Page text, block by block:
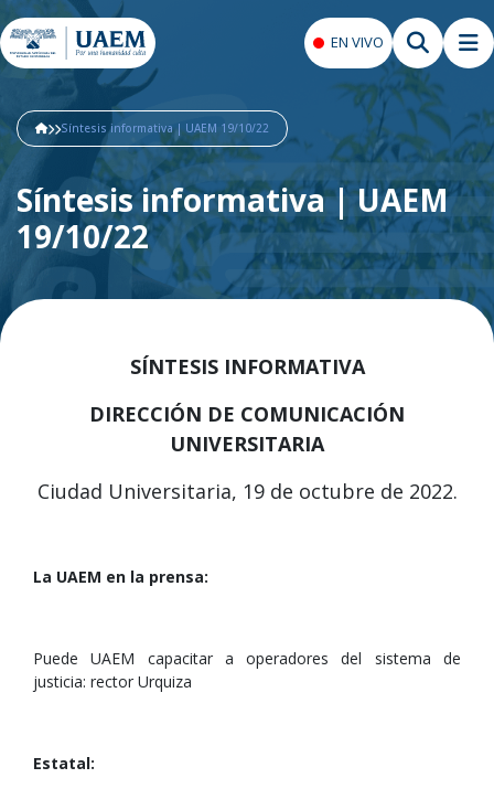
EN VIVO
Síntesis informativa | UAEM 19/10/22
Síntesis informativa | UAEM
19/10/22
SÍNTESIS INFORMATIVA
DIRECCIÓN DE COMUNICACIÓN
UNIVERSITARIA
Ciudad Universitaria, 19 de octubre de 2022.
La UAEM en la prensa:
Puede UAEM capacitar a operadores del sistema de
justicia: rector Urquiza
Estatal: